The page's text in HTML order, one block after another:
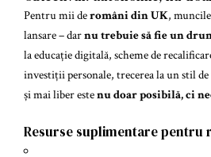
Pentru mii deromâni din UK,
lansare – darnu trebuie să fie un
la educație digitală, scheme de
investiții personale, trecerea la un stil
și mai liber estenu doar posibilă, ci
Resurse suplimentare pentru